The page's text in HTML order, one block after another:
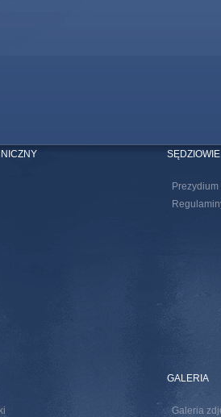
SĘDZIOWIE
GALERIA
Galeria